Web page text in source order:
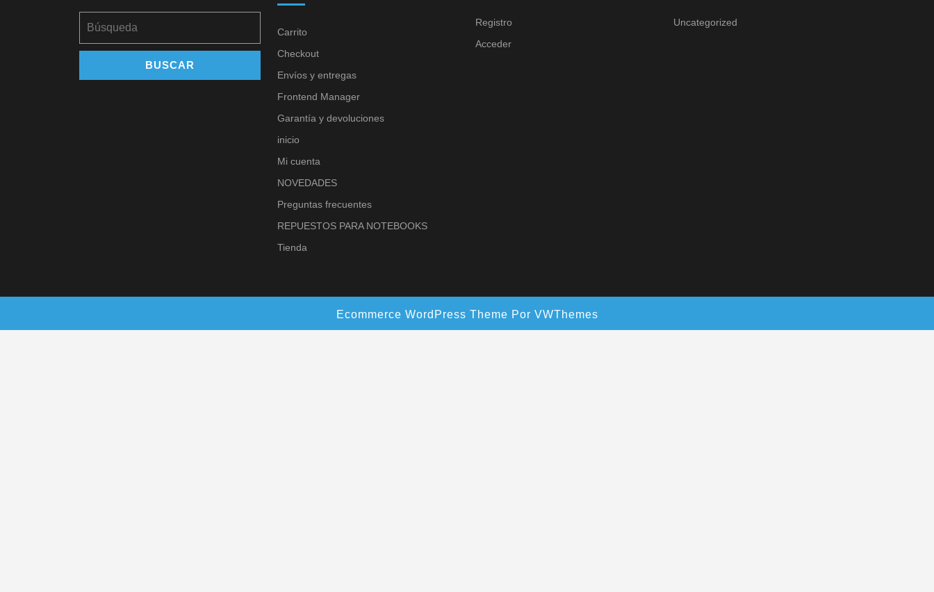
Carrito
Checkout
Envíos y entregas
Frontend Manager
Garantía y devoluciones
inicio
Mi cuenta
NOVEDADES
Preguntas frecuentes
REPUESTOS PARA NOTEBOOKS
Tienda
Registro
Acceder
Uncategorized
Ecommerce WordPress Theme Por VWThemes